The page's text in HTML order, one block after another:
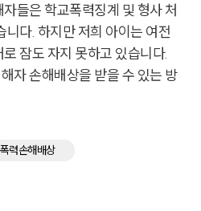
들은 학교폭력징계 및 형사 처
니다. 하지만 저희 아이는 여전
잠도 자지 못하고 있습니다.
자 손해배상을 받을 수 있는 방
력손해배상